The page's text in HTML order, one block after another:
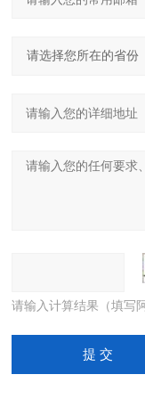
请输入计算结果（填写